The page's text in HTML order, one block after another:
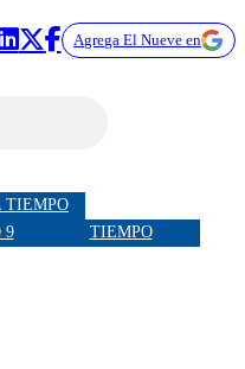
Agrega El Nueve en
TIEMPO
9 TIEMPO